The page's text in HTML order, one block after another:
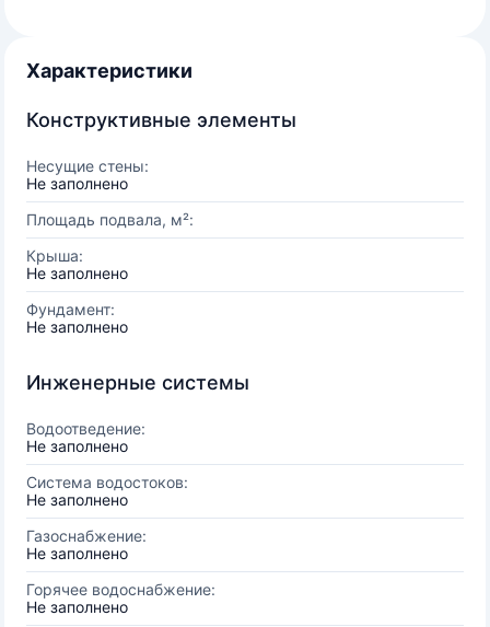
Характеристики
Конструктивные элементы
Несущие стены:
Не заполнено
Площадь подвала, м²:
Крыша:
Не заполнено
Фундамент:
Не заполнено
Инженерные системы
Водоотведение:
Не заполнено
Система водостоков:
Не заполнено
Газоснабжение:
Не заполнено
Горячее водоснабжение:
Не заполнено